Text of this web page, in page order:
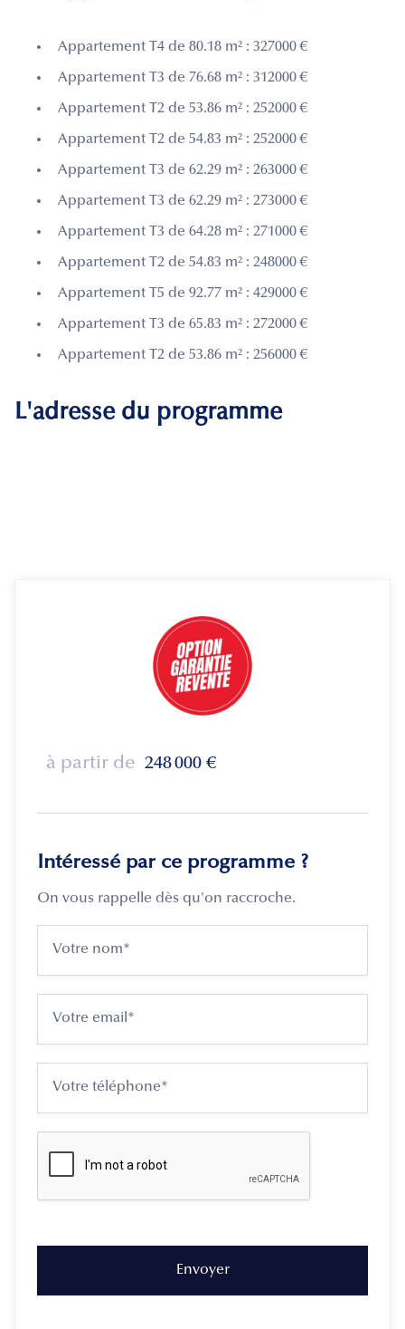
Appartement T4 de 80.18 m² : 327000 €
Appartement T3 de 76.68 m² : 312000 €
Appartement T2 de 53.86 m² : 252000 €
Appartement T2 de 54.83 m² : 252000 €
Appartement T3 de 62.29 m² : 263000 €
Appartement T3 de 62.29 m² : 273000 €
Appartement T3 de 64.28 m² : 271000 €
Appartement T2 de 54.83 m² : 248000 €
Appartement T5 de 92.77 m² : 429000 €
Appartement T3 de 65.83 m² : 272000 €
Appartement T2 de 53.86 m² : 256000 €
L'adresse du programme
à partir de 248 000 €
Intéressé par ce programme ?
On vous rappelle dès qu'on raccroche.